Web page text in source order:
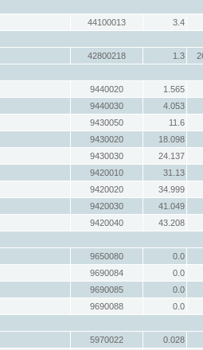
44100013
3.4
42800218 1.3
9440020
1.565
9440030
4.053
9430050
11.6
9430020
18.098
9430030
24.137
9420010
31.13
9420020
34.999
9420030
41.049
9420040
43.208
9650080
0.0
9690084
0.0
9690085
0.0
9690088
0.0
5970022
0.028